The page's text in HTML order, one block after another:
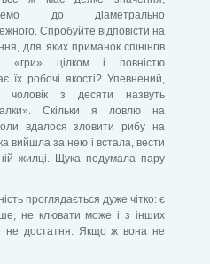
до діаметрально
Спробуйте відповісти на
для яких приманок спінінгів
«гри» цілком і повністю
їх робочі якості? Упевнений,
чоловік з десяти назвуть
Скільки я ловлю на
вдалося зловити рибу на
вийшла за нею і встала, вести
жилці. Щука подумала пару
проглядається дуже чітко: є
не клювати може і з інших
не достатня. Якщо ж вона не